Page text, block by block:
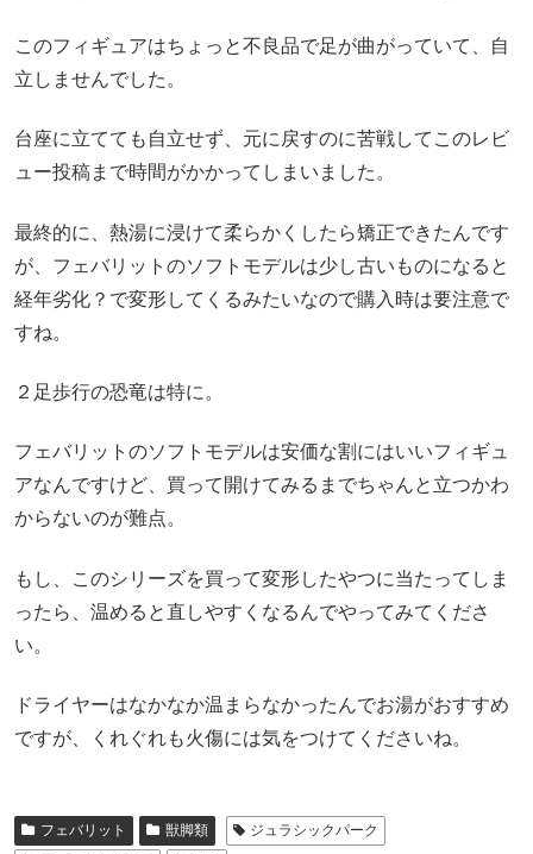
このフィギュアはちょっと不良品で足が曲がっていて、自
立しませんでした。
台座に立てても自立せず、元に戻すのに苦戦してこのレビ
ュー投稿まで時間がかかってしまいました。
最終的に、熱湯に浸けて柔らかくしたら矯正できたんです
が、フェバリットのソフトモデルは少し古いものになると
経年劣化？で変形してくるみたいなので購入時は要注意で
すね。
２足歩行の恐竜は特に。
フェバリットのソフトモデルは安価な割にはいいフィギュ
アなんですけど、買って開けてみるまでちゃんと立つかわ
からないのが難点。
もし、このシリーズを買って変形したやつに当たってしま
ったら、温めると直しやすくなるんでやってみてくださ
い。
ドライヤーはなかなか温まらなかったんでお湯がおすすめ
ですが、くれぐれも火傷には気をつけてくださいね。
フェバリット 獣脚類
ジュラシックパーク